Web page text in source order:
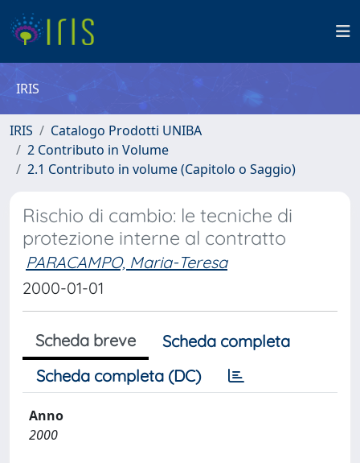
IRIS
IRIS
Catalogo Prodotti UNIBA
2 Contributo in Volume
2.1 Contributo in volume (Capitolo o Saggio)
Rischio di cambio: le tecniche di
protezione interne al contratto
PARACAMPO, Maria-Teresa
2000-01-01
Scheda breve
Scheda completa
Scheda completa (DC)
Anno
2000